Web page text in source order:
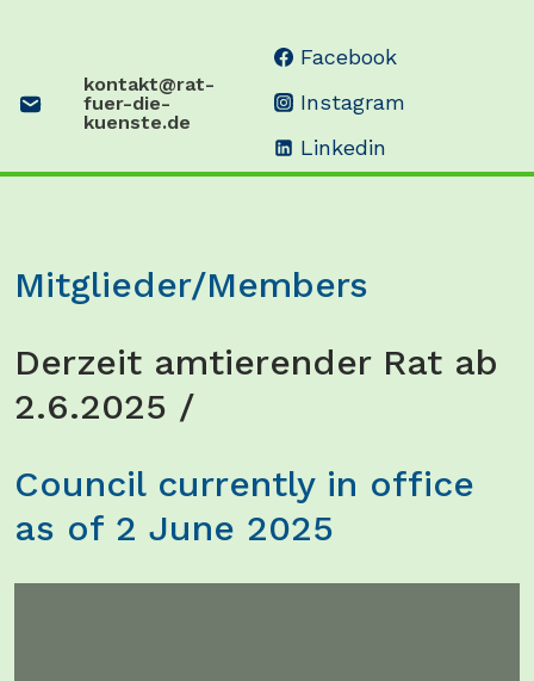
Inhalt
kontakt@rat-
fuer-die-
kuenste.de
Facebook
Instagram
Linkedin
Mitglieder/Members
Derzeit amtierender Rat ab
2.6.2025 /
Council currently in office
as of 2 June 2025